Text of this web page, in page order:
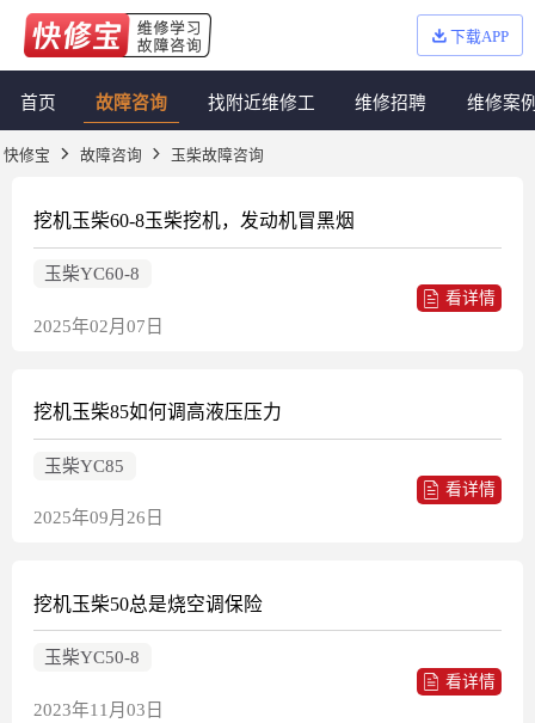
下载APP
首页 故障咨询 找附近维修工 维修招聘 维修案
快修宝 故障咨询 玉柴故障咨询
挖机玉柴60-8玉柴挖机，发动机冒黑烟
玉柴YC60-8
2025年02月07日
看详情
挖机玉柴85如何调高液压压力
玉柴YC85
2025年09月26日
看详情
挖机玉柴50总是烧空调保险
玉柴YC50-8
2023年11月03日
看详情